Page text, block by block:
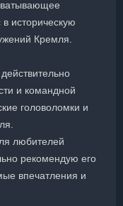
историческую
Кремля.
и командной
головоломки и
любителей
рекомендую его
впечатления и